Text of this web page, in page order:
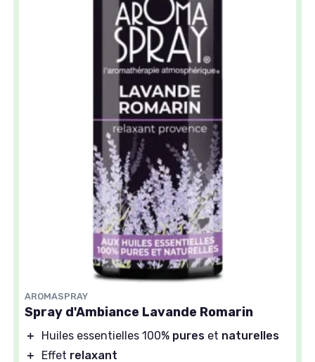
AROMASPRAY
Spray d'Ambiance Lavande Romarin
＋ Huiles essentielles 100% pures et naturelles
＋
Effet relaxant